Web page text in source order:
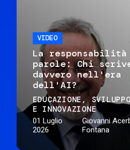
VIDEO
La
parole: Chi
davvero nell'era
dell'AI?
EDUCAZIONE
E INNOVAZIONE
01 Luglio
2026
Giovanni
Fontana